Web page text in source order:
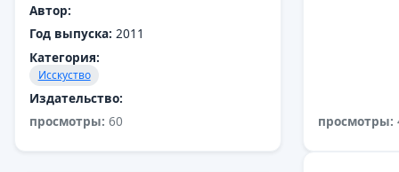
Автор:
Год выпуска: 2011
Категория:
Исскуство
Издательство:
просмотры: 60 просмотры: